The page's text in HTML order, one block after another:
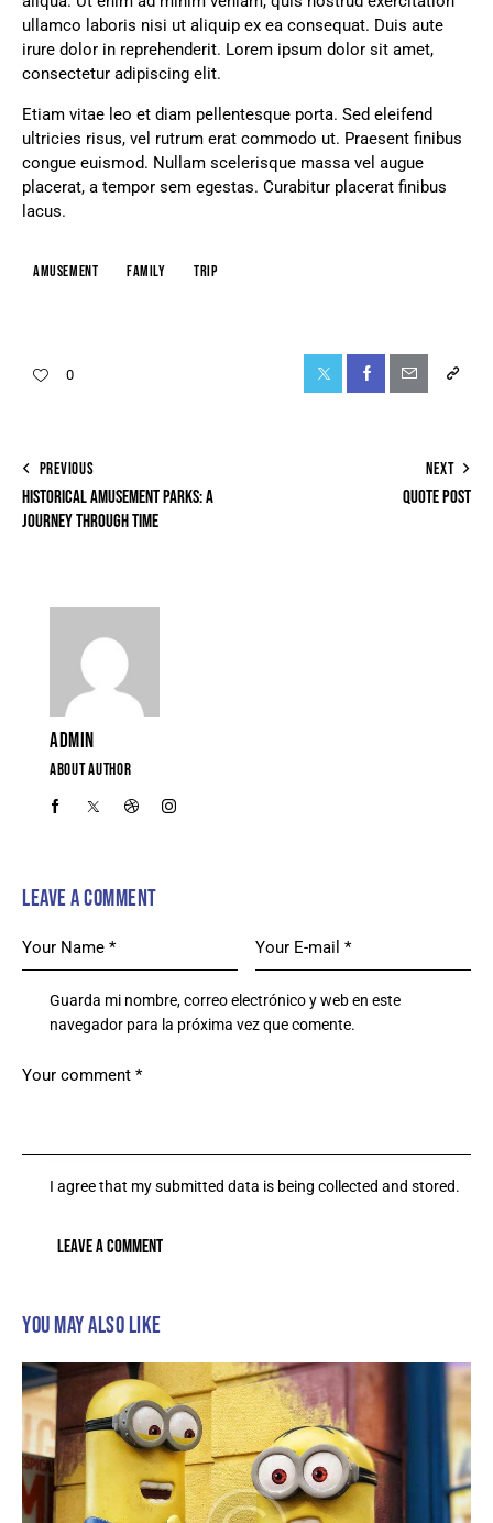
ullamco laboris nisi ut aliquip ex ea consequat. Duis aute
irure dolor in reprehenderit. Lorem ipsum dolor sit amet,
consectetur adipiscing elit.
Etiam vitae leo et diam pellentesque porta. Sed eleifend
ultricies risus, vel rutrum erat commodo ut. Praesent finibus
congue euismod. Nullam scelerisque massa vel augue
placerat, a tempor sem egestas. Curabitur placerat finibus
lacus.
amusement family trip
0
PREVIOUS
HISTORICAL AMUSEMENT PARKS: A
JOURNEY THROUGH TIME
NEXT
QUOTE POST
ADMIN
ABOUT AUTHOR
LEAVE A COMMENT
Guarda mi nombre, correo electrónico y web en este
navegador para la próxima vez que comente.
I agree that my submitted data is being collected and stored.
YOU MAY ALSO LIKE